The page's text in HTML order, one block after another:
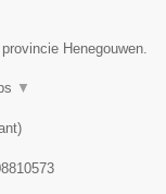
Henegouwen.
▼
)